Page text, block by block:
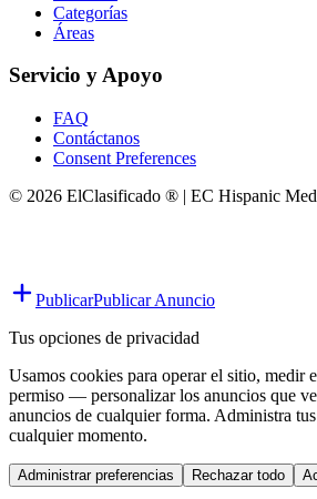
Categorías
Áreas
Servicio y Apoyo
FAQ
Contáctanos
Consent Preferences
© 2026 ElClasificado ® | EC Hispanic
PublicarPublicar Anuncio
Tus opciones de privacidad
Usamos cookies para operar el sitio,
permiso — personalizar los anuncios que
anuncios de cualquier forma. Administra
cualquier momento.
Administrar preferencias Rechazar todo